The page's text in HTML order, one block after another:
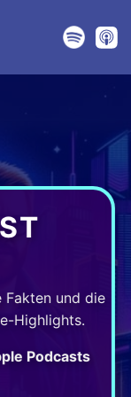
Fakten und die
Highlights.
Podcasts